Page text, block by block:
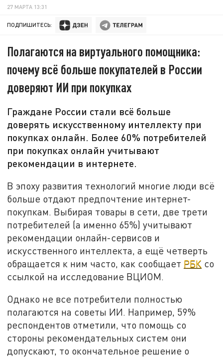
27 МАРТА 13:31
ПОДПИШИТЕСЬ:
Полагаются на виртуального помощника:
почему всё больше покупателей в России
доверяют ИИ при покупках
Граждане России стали всё больше
доверять искусственному интеллекту при
покупках онлайн. Более 60% потребителей
при покупках онлайн учитывают
рекомендации в интернете.
В эпоху развития технологий многие люди всё
больше отдают предпочтение интернет-
покупкам. Выбирая товары в сети, две трети
потребителей (а именно 65%) учитывают
рекомендации онлайн-сервисов и
искусственного интеллекта, а ещё четверть
обращается к ним часто, как сообщает РБК со
ссылкой на исследование ВЦИОМ.
Однако не все потребители полностью
полагаются на советы ИИ. Например, 59%
респондентов отметили, что помощь со
стороны рекомендательных систем они
допускают, то окончательное решение о